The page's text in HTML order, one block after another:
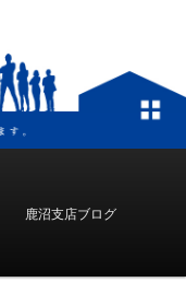
鹿沼支店ブログ